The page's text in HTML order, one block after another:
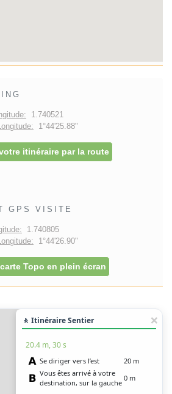
1.740521
1°44'25.88"
itinéraire par la route
GPS VISITE
1.740805
1°44'26.90"
Topo en plein écran
🚶 Itinéraire Sentier
20.4 m, 30 s
Se diriger vers l’est
20 m
Vous êtes arrivé à votre
destination, sur la gauche
0 m